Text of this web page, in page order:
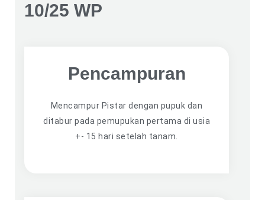
10/25 WP​
Pencampuran
Mencampur Pistar dengan pupuk dan
ditabur pada pemupukan pertama di usia
+- 15 hari setelah tanam.